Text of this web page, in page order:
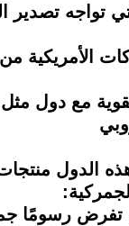
تواجه تصدير
الأمريكية
مع دول
الدول منتجات
رسومًا